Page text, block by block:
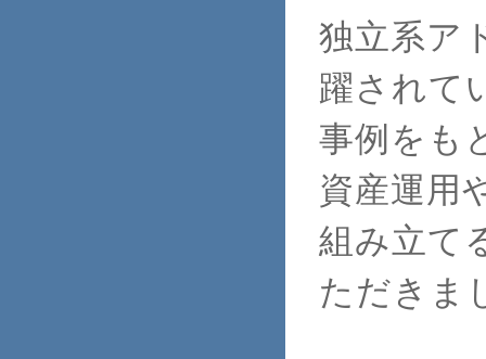
独立系ア
躍されて
事例をも
資産運用
組み立て
ただきま